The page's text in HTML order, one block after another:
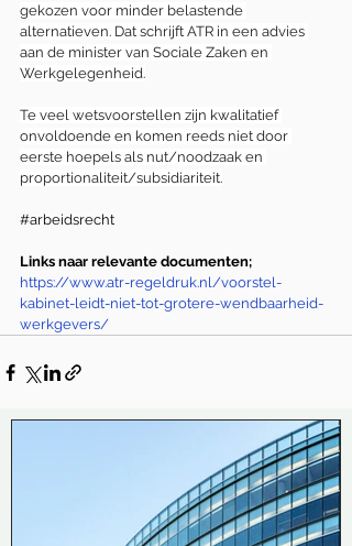
gekozen voor minder belastende
alternatieven. Dat schrijft ATR in een advies
aan de minister van Sociale Zaken en
Werkgelegenheid.
Te veel wetsvoorstellen zijn kwalitatief
onvoldoende en komen reeds niet door
eerste hoepels als nut/noodzaak en
proportionaliteit/subsidiariteit.
#arbeidsrecht
Links naar relevante documenten;
https://www.atr-regeldruk.nl/voorstel-
kabinet-leidt-niet-tot-grotere-wendbaarheid-
werkgevers/